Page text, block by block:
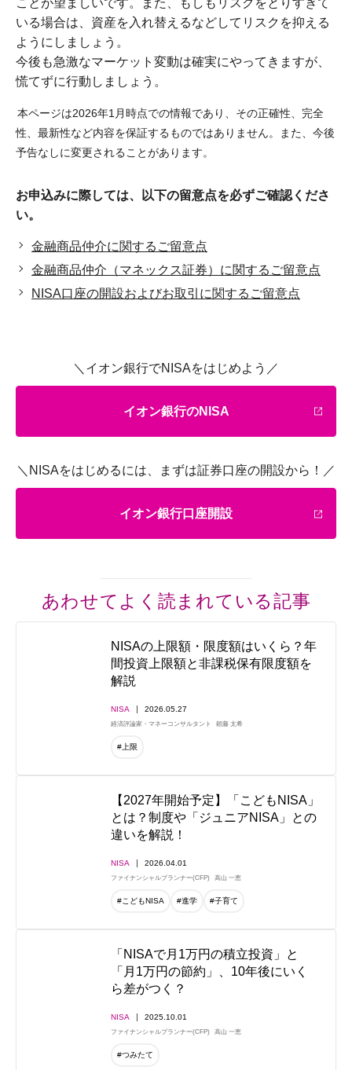
いる場合は、資産を入れ替えるなどしてリスクを抑える
ようにしましょう。
今後も急激なマーケット変動は確実にやってきますが、
慌てずに行動しましょう。
本ページは2026年1月時点での情報であり、その正確性、完全
性、最新性など内容を保証するものではありません。また、今後
予告なしに変更されることがあります。
お申込みに際しては、以下の留意点を必ずご確認くださ
い。
金融商品仲介に関するご留意点
金融商品仲介（マネックス証券）に関するご留意点
NISA口座の開設およびお取引に関するご留意点
＼イオン銀行でNISAをはじめよう／
イオン銀行のNISA
＼NISAをはじめるには、まずは証券口座の開設から！／
イオン銀行口座開設
あわせてよく読まれている記事
NISAの上限額・限度額はいくら？年
間投資上限額と非課税保有限度額を
解説
NISA 2026.05.27
経済評論家・マネーコンサルタント 頼藤 太希
#上限
【2027年開始予定】「こどもNISA」
とは？制度や「ジュニアNISA」との
違いを解説！
NISA 2026.04.01
ファイナンシャルプランナー(CFP) 高山 一恵
#こどもNISA #進学 #子育て
「NISAで月1万円の積立投資」と
「月1万円の節約」、10年後にいく
ら差がつく？
NISA 2025.10.01
ファイナンシャルプランナー(CFP) 高山 一恵
#つみたて